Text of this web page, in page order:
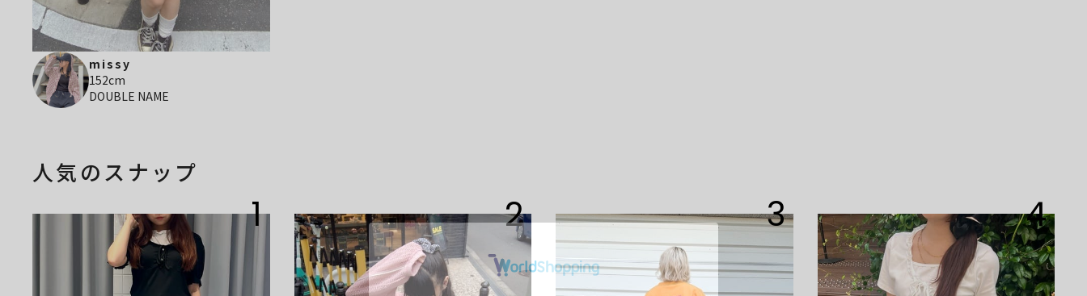
missy
152cm
DOUBLE NAME
人気のスナップ
1 2 3 4